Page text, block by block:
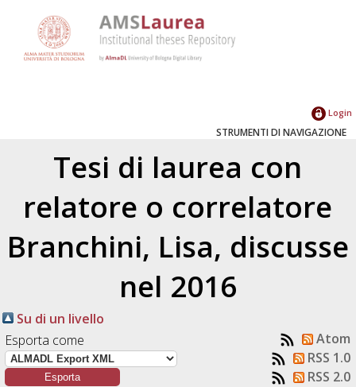
Login
STRUMENTI DI NAVIGAZIONE
Tesi di laurea con
relatore o correlatore
Branchini, Lisa, discusse
nel 2016
Su di un livello
Esporta come
Atom
RSS 1.0
RSS 2.0